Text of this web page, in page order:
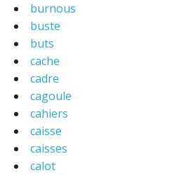
burnous
buste
buts
cache
cadre
cagoule
cahiers
caisse
caisses
calot